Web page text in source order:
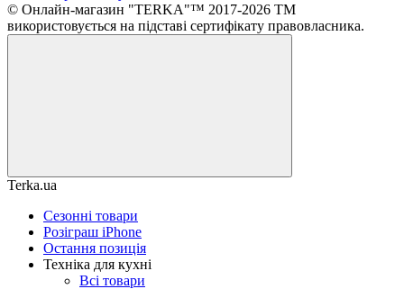
© Онлайн-магазин "TERKA"™ 2017-2026 ТМ
використовується на підставі сертифікату правовласника.
Terka.ua
Сезонні товари
Розіграш iPhone
Остання позиція
Техніка для кухні
Всі товари